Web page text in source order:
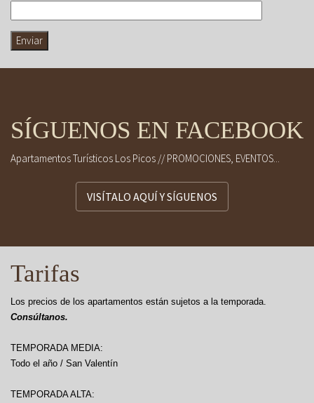
SÍGUENOS EN FACEBOOK
Apartamentos Turísticos Los Picos // PROMOCIONES, EVENTOS...
VISÍTALO AQUÍ Y SÍGUENOS
Tarifas
Los precios de los apartamentos están sujetos a la temporada.
Consúltanos.
TEMPORADA MEDIA:
Todo el año / San Valentín
TEMPORADA ALTA: